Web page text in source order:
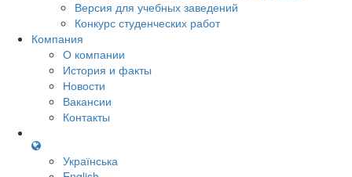
Версия для учебных заведений
Конкурс студенческих работ
Компания
О компании
История и факты
Новости
Вакансии
Контакты
Українська